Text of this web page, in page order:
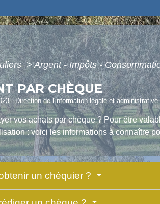
> Argent - Impôts -
PAR CHÈQUE
- Direction de l'information légale et
vos achats par chèque ? Pour être
: voici les informations à connaître
un chéquier ?